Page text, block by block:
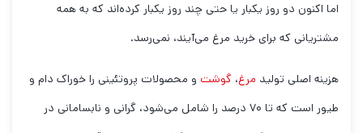
اما اکنون دو روز یکبار یا حتی چند روز یکبار کرده‌اند که به همه
مشتریانی که برای خرید مرغ می‌آیند، نمی‌رسد.
هزینه اصلی تولید مرغ، گوشت و محصولات پروتئینی را خوراک دام و
طیور است که تا ۷۰ درصد را شامل می‌شود، گرانی و نابسامانی در